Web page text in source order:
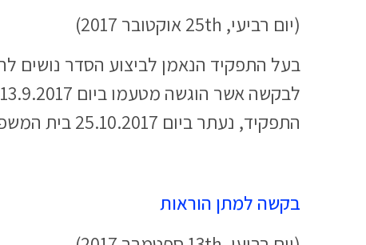
(יום רביעי, 25th אוקטובר 2017)
התפקיד, נעתר ביום 25.10.2017 בית המשפט המחוזי בתל אביב לבקשת בעל התפקיד
בקשה למתן הוראות